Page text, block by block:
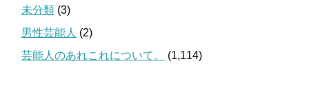
未分類 (3)
男性芸能人 (2)
芸能人のあれこれについて。
(1,114)